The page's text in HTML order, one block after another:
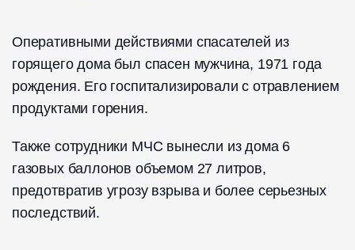
Оперативными действиями спасателей из
горящего дома был спасен мужчина, 1971 года
рождения. Его госпитализировали с отравлением
продуктами горения.
Также сотрудники МЧС вынесли из дома 6
газовых баллонов объемом 27 литров,
предотвратив угрозу взрыва и более серьезных
последствий.